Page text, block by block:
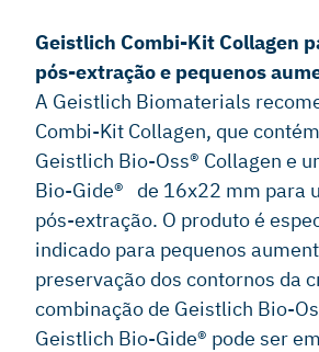
Geistlich Combi-Kit Collagen
pós-extração e pequenos
A Geistlich Biomaterials
Combi-Kit Collagen, que
Geistlich Bio-Oss® Collagen e
Bio-Gide® de 16x22 mm para
pós-extração. O produto é
indicado para pequenos
preservação dos contornos da
combinação de Geistlich Bio-
Geistlich Bio-Gide® pode ser